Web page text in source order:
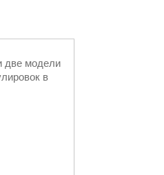
две модели
в